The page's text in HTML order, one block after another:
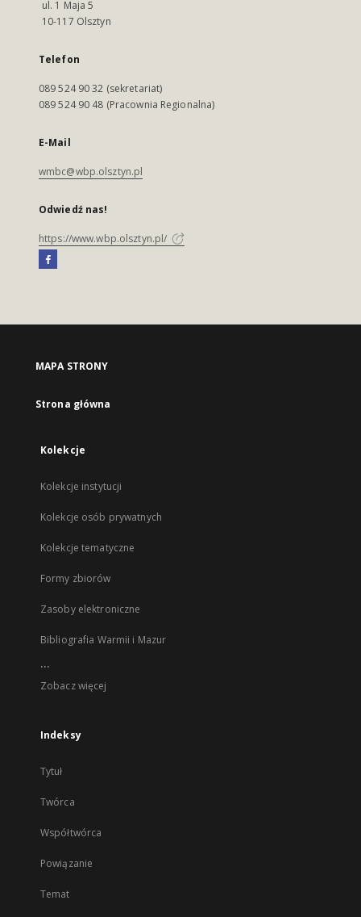
ul. 1 Maja 5
10-117 Olsztyn
Telefon
089 524 90 32 (sekretariat)
089 524 90 48 (Pracownia Regionalna)
E-Mail
wmbc@wbp.olsztyn.pl
Odwiedź nas!
https://www.wbp.olsztyn.pl/
MAPA STRONY
Strona główna
Kolekcje
Kolekcje instytucji
Kolekcje osób prywatnych
Kolekcje tematyczne
Formy zbiorów
Zasoby elektroniczne
Bibliografia Warmii i Mazur
...
Zobacz więcej
Indeksy
Tytuł
Twórca
Współtwórca
Powiązanie
Temat